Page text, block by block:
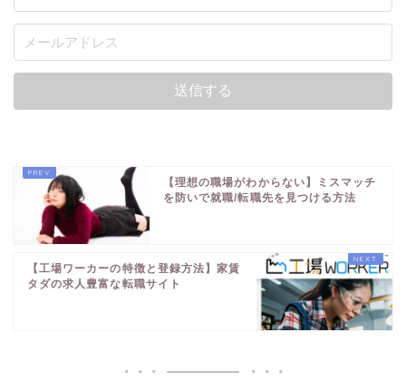
【理想の職場がわからない】ミスマッチ
を防いで就職/転職先を見つける方法
【工場ワーカーの特徴と登録方法】家賃
タダの求人豊富な転職サイト